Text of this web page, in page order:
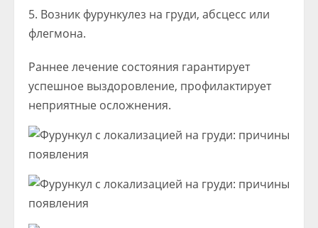
Возник фурункулез на груди, абсцесс или
флегмона.
Раннее лечение состояния гарантирует
успешное выздоровление, профилактирует
неприятные осложнения.